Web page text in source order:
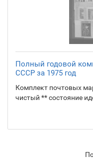
Полный годовой
СССР за 1975 год
Комплект почтовых
чистый ** состояние